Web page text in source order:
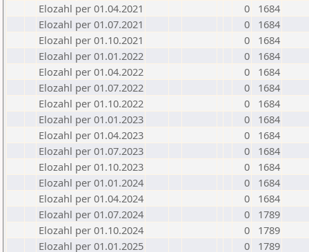
Elozahl per 01.04.2021
0
1684
Elozahl per 01.07.2021
0
1684
Elozahl per 01.10.2021
0
1684
Elozahl per 01.01.2022
0
1684
Elozahl per 01.04.2022
0
1684
Elozahl per 01.07.2022
0
1684
Elozahl per 01.10.2022
0
1684
Elozahl per 01.01.2023
0
1684
Elozahl per 01.04.2023
0
1684
Elozahl per 01.07.2023
0
1684
Elozahl per 01.10.2023
0
1684
Elozahl per 01.01.2024
0
1684
Elozahl per 01.04.2024
0
1684
Elozahl per 01.07.2024
0
1789
Elozahl per 01.10.2024
0
1789
Elozahl per 01.01.2025
0
1789